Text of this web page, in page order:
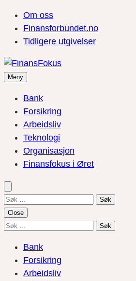
Om oss
Finansforbundet.no
Tidligere utgivelser
Meny
Bank
Forsikring
Arbeidsliv
Teknologi
Organisasjon
Finansfokus i Øret
Søk
etter:
Close
Søk
Bank
Forsikring
Arbeidsliv